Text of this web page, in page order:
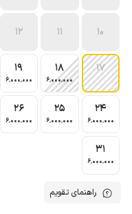
10
11
12
17
18
6٬000٬000
19
6٬000٬000
24
6٬000٬000
25
6٬000٬000
26
6٬000٬000
31
6٬000٬000
راهنمای تقویم